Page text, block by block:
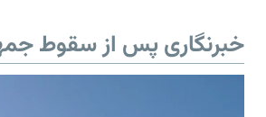
خبرنگاری پس از سقوط